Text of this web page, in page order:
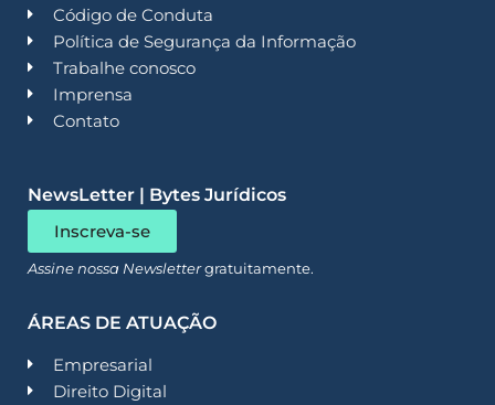
Código de Conduta
Política de Segurança da Informação
Trabalhe conosco
Imprensa
Contato
NewsLetter | Bytes Jurídicos
Inscreva-se
Assine nossa Newslettergratuitamente.
ÁREAS DE ATUAÇÃO
Empresarial
Direito Digital